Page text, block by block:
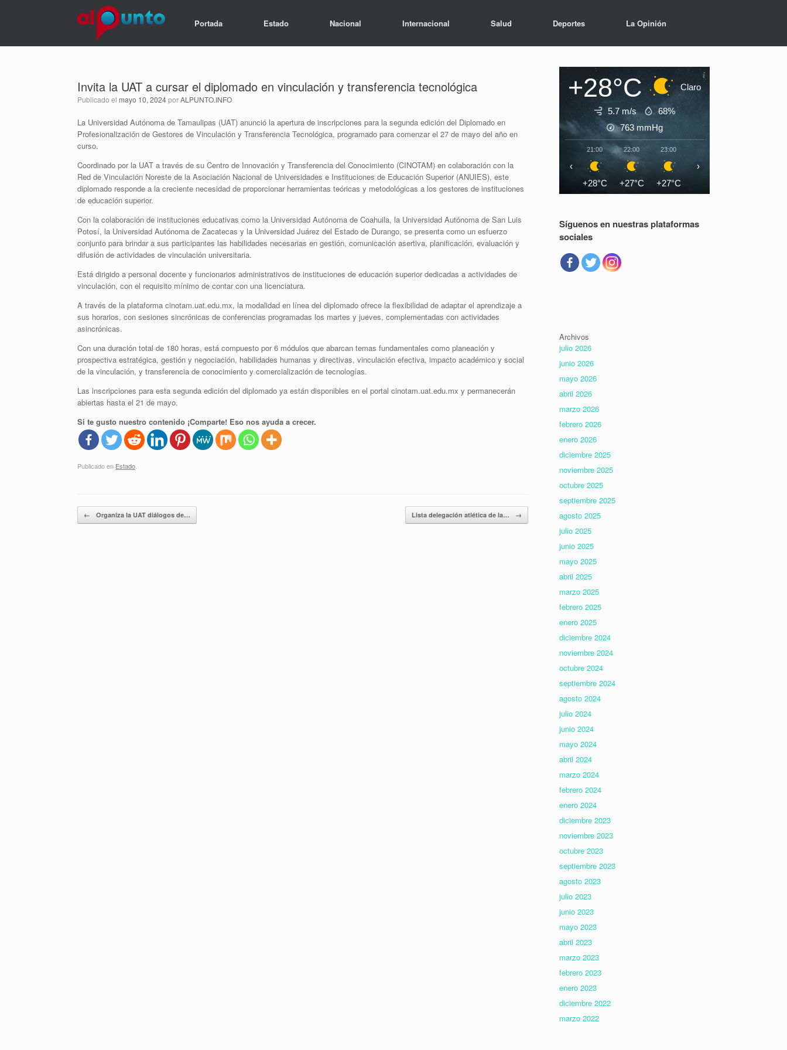
Portada Estado Nacional Internacional Salud Deportes La Opinión
Invita la UAT a cursar el diplomado en vinculación y transferencia tecnológica
Publicado el mayo 10, 2024porALPUNTO.INFO
La Universidad Autónoma de Tamaulipas (UAT) anunció la apertura de inscripciones para la segunda edición del Diplomado en
Profesionalización de Gestores de Vinculación y Transferencia Tecnológica, programado para comenzar el 27 de mayo del año en
curso.
Coordinado por la UAT a través de su Centro de Innovación y Transferencia del Conocimiento (CINOTAM) en colaboración con la
Red de Vinculación Noreste de la Asociación Nacional de Universidades e Instituciones de Educación Superior (ANUIES), este
diplomado responde a la creciente necesidad de proporcionar herramientas teóricas y metodológicas a los gestores de instituciones
de educación superior.
Con la colaboración de instituciones educativas como la Universidad Autónoma de Coahuila, la Universidad Autónoma de San Luis
Potosí, la Universidad Autónoma de Zacatecas y la Universidad Juárez del Estado de Durango, se presenta como un esfuerzo
conjunto para brindar a sus participantes las habilidades necesarias en gestión, comunicación asertiva, planificación, evaluación y
difusión de actividades de vinculación universitaria.
Está dirigido a personal docente y funcionarios administrativos de instituciones de educación superior dedicadas a actividades de
vinculación, con el requisito mínimo de contar con una licenciatura.
A través de la plataforma cinotam.uat.edu.mx, la modalidad en línea del diplomado ofrece la flexibilidad de adaptar el aprendizaje a
sus horarios, con sesiones sincrónicas de conferencias programadas los martes y jueves, complementadas con actividades
asincrónicas.
Con una duración total de 180 horas, está compuesto por 6 módulos que abarcan temas fundamentales como planeación y
prospectiva estratégica, gestión y negociación, habilidades humanas y directivas, vinculación efectiva, impacto académico y social
de la vinculación, y transferencia de conocimiento y comercialización de tecnologías.
Las inscripciones para esta segunda edición del diplomado ya están disponibles en el portal cinotam.uat.edu.mx y permanecerán
abiertas hasta el 21 de mayo.
Si te gusto nuestro contenido ¡Comparte! Eso nos ayuda a crecer.
Publicado en Estado
Navegador de artículos
← Organiza la UAT diálogos de… Lista delegación atlética de la… →
+28°C Claro
5.7 m/s
68%
763mmHg
21:00
+28°C
22:00
+27°C
23:00
+27°C
00:00
‹ ›
Síguenos en nuestras plataformas
sociales
Archivos
julio 2026
junio 2026
mayo 2026
abril 2026
marzo 2026
febrero 2026
enero 2026
diciembre 2025
noviembre 2025
octubre 2025
septiembre 2025
agosto 2025
julio 2025
junio 2025
mayo 2025
abril 2025
marzo 2025
febrero 2025
enero 2025
diciembre 2024
noviembre 2024
octubre 2024
septiembre 2024
agosto 2024
julio 2024
junio 2024
mayo 2024
abril 2024
marzo 2024
febrero 2024
enero 2024
diciembre 2023
noviembre 2023
octubre 2023
septiembre 2023
agosto 2023
julio 2023
junio 2023
mayo 2023
abril 2023
marzo 2023
febrero 2023
enero 2023
diciembre 2022
marzo 2022